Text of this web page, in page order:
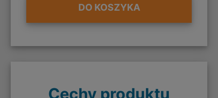
DO KOSZYKA
Cechy produktu